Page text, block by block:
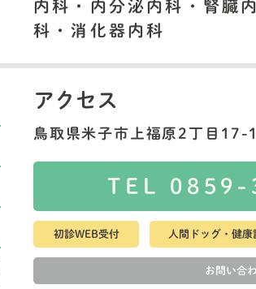
内科・内分泌内科・腎臓
科・消化器内科
アクセス
鳥取県米子市上福原2丁目
TEL 0859-
初診WEB受付 人間ドッグ・健康
お問い合